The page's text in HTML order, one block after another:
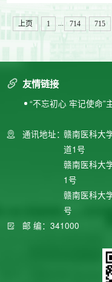
上页 1 ... 714 715
友情链接
“不忘初心 牢记使命”
通讯地址：赣南医科大
道1号
赣南医科大
1号
赣南医科大
号
邮 编：341000